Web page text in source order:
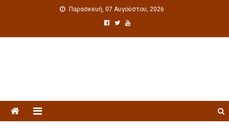
Παρασκευή, 07 Αυγούστου, 2026